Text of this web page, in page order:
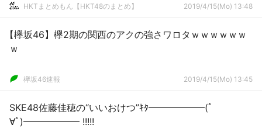
HKTまとめもん【HKT48のまとめ】 2019/4/15(Mo) 13:48
【欅坂46】欅2期の関西のアクの強さワロタｗｗｗｗｗｗ
ｗ
欅坂46速報 2019/4/15(Mo) 13:45
SKE48佐藤佳穂の“いいおけつ”ｷﾀ━━━━━━(ﾟ
∀ﾟ)━━━━━━ !!!!!